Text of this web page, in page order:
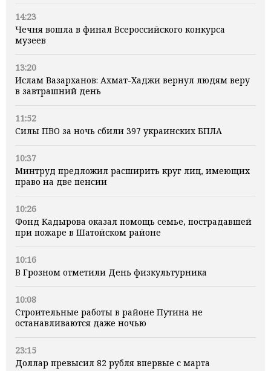
14:23
Чечня вошла в финал Всероссийского конкурса
музеев
13:20
Ислам Вазарханов: Ахмат-Хаджи вернул людям веру
в завтрашний день
11:52
Силы ПВО за ночь сбили 397 украинских БПЛА
10:37
Минтруд предложил расширить круг лиц, имеющих
право на две пенсии
10:26
Фонд Кадырова оказал помощь семье, пострадавшей
при пожаре в Шатойском районе
10:16
В Грозном отметили День физкультурника
10:08
Строительные работы в районе Путина не
останавливаются даже ночью
23:15
Доллар превысил 82 рубля впервые с марта